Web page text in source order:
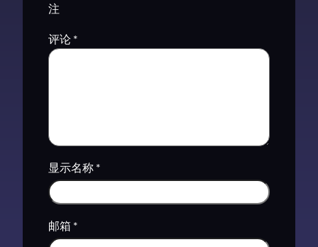
注
评论 *
显示名称 *
邮箱 *